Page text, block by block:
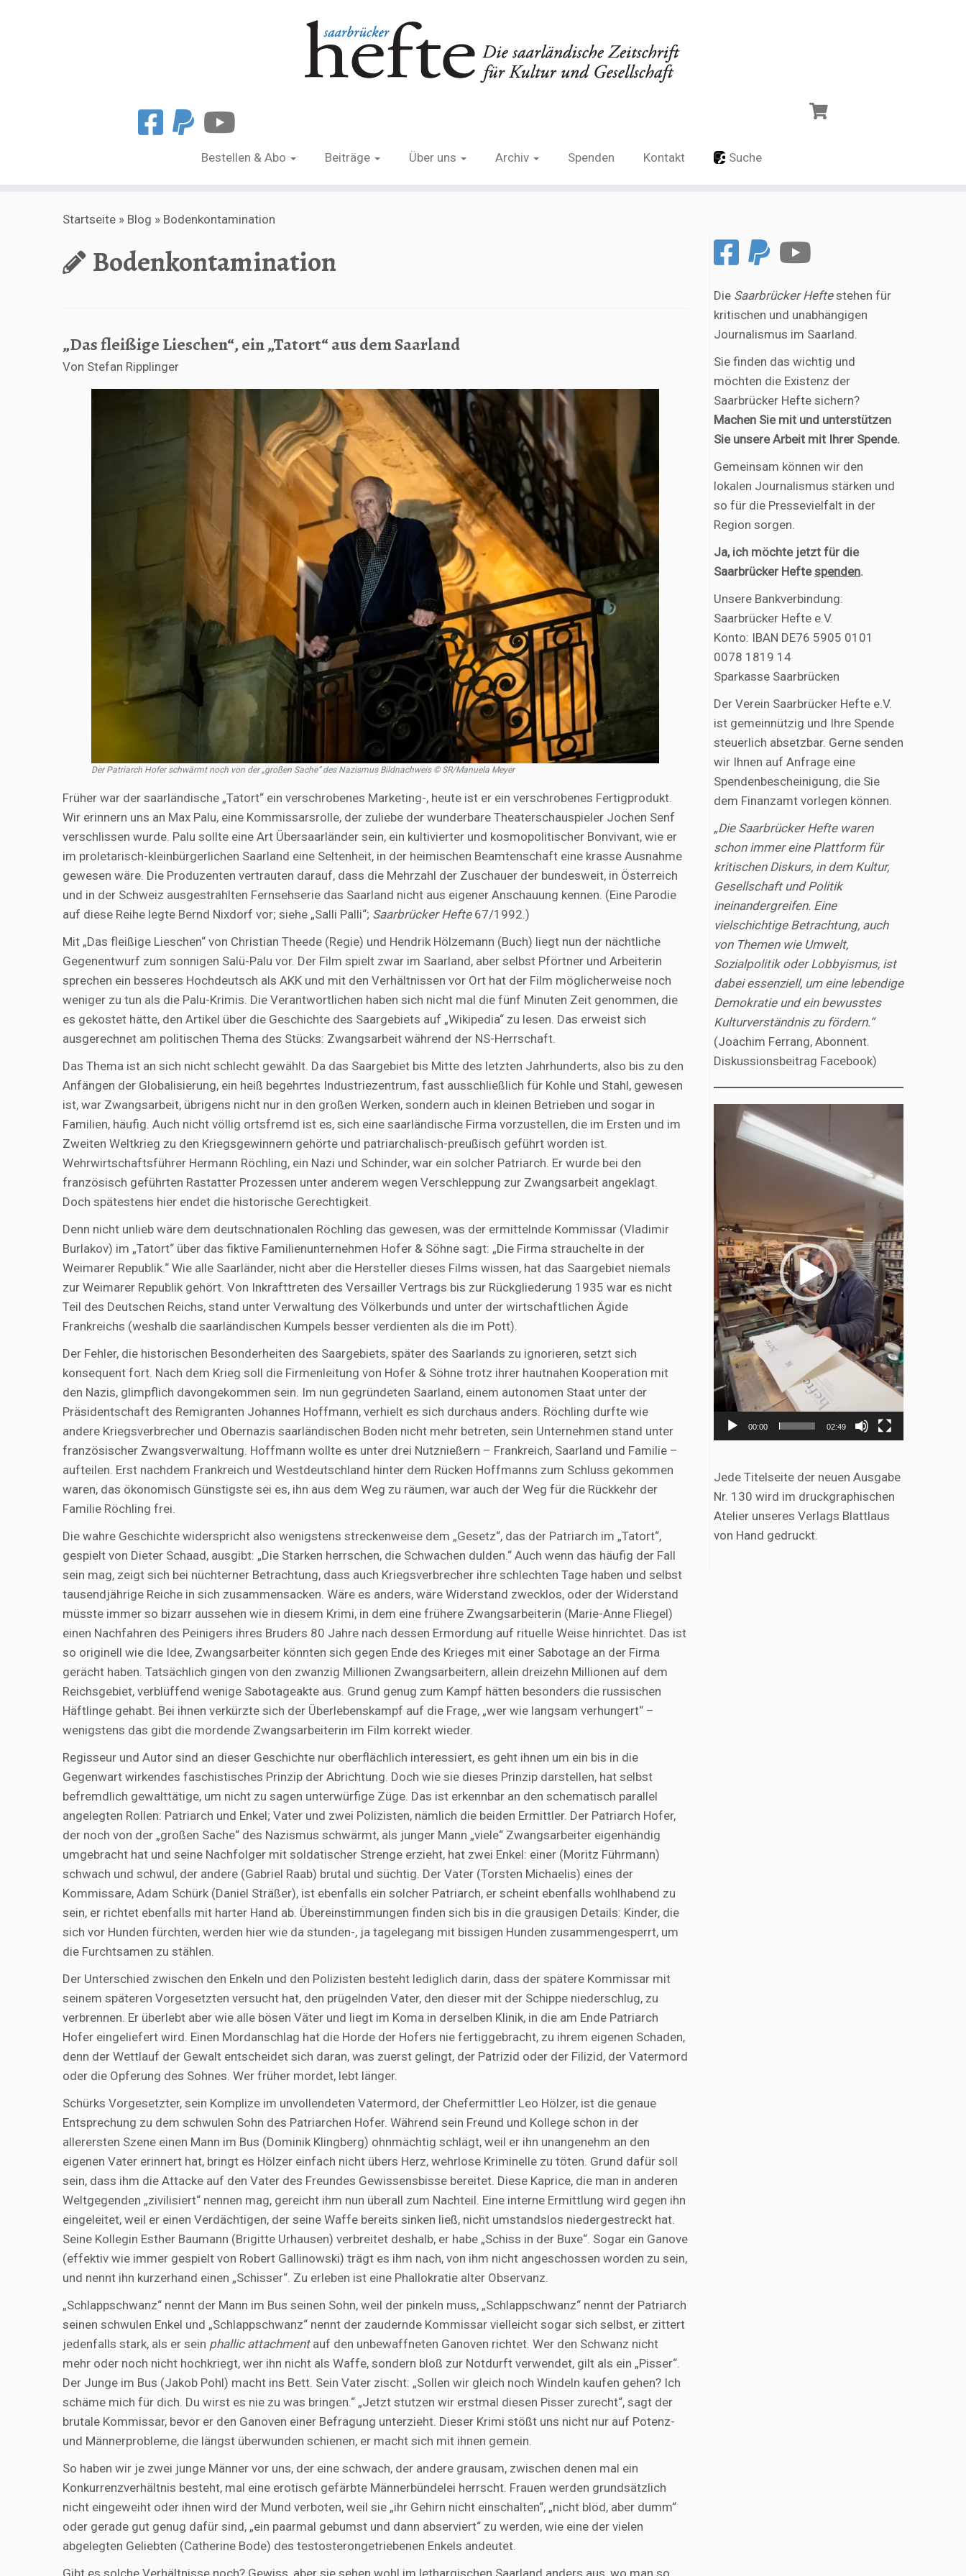
Bestellen & Abo Beiträge Über uns Archiv Spenden Kontakt Suche
Startseite » Blog » Bodenkontamination
Bodenkontamination
„Das fleißige Lieschen“, ein „Tatort“ aus dem Saarland
Von Stefan Ripplinger
Der Patriarch Hofer schwärmt noch von der „großen Sache“ des Nazismus Bildnachweis © SR/Manuela Meyer
Früher war der saarländische „Tatort“ ein verschrobenes Marketing-, heute ist er ein verschrobenes Fertigprodukt.
Wir erinnern uns an Max Palu, eine Kommissarsrolle, der zuliebe der wunderbare Theaterschauspieler Jochen Senf
verschlissen wurde. Palu sollte eine Art Übersaarländer sein, ein kultivierter und kosmopolitischer Bonvivant, wie er
im proletarisch-kleinbürgerlichen Saarland eine Seltenheit, in der heimischen Beamtenschaft eine krasse Ausnahme
gewesen wäre. Die Produzenten vertrauten darauf, dass die Mehrzahl der Zuschauer der bundesweit, in Österreich
und in der Schweiz ausgestrahlten Fernsehserie das Saarland nicht aus eigener Anschauung kennen. (Eine Parodie
auf diese Reihe legte Bernd Nixdorf vor; siehe „Salli Palli“; Saarbrücker Hefte67/1992.)
Mit „Das fleißige Lieschen“ von Christian Theede (Regie) und Hendrik Hölzemann (Buch) liegt nun der nächtliche
Gegenentwurf zum sonnigen Salü-Palu vor. Der Film spielt zwar im Saarland, aber selbst Pförtner und Arbeiterin
sprechen ein besseres Hochdeutsch als AKK und mit den Verhältnissen vor Ort hat der Film möglicherweise noch
weniger zu tun als die Palu-Krimis. Die Verantwortlichen haben sich nicht mal die fünf Minuten Zeit genommen, die
es gekostet hätte, den Artikel über die Geschichte des Saargebiets auf „Wikipedia“ zu lesen. Das erweist sich
ausgerechnet am politischen Thema des Stücks: Zwangsarbeit während der NS-Herrschaft.
Das Thema ist an sich nicht schlecht gewählt. Da das Saargebiet bis Mitte des letzten Jahrhunderts, also bis zu den
Anfängen der Globalisierung, ein heiß begehrtes Industriezentrum, fast ausschließlich für Kohle und Stahl, gewesen
ist, war Zwangsarbeit, übrigens nicht nur in den großen Werken, sondern auch in kleinen Betrieben und sogar in
Familien, häufig. Auch nicht völlig ortsfremd ist es, sich eine saarländische Firma vorzustellen, die im Ersten und im
Zweiten Weltkrieg zu den Kriegsgewinnern gehörte und patriarchalisch-preußisch geführt worden ist.
Wehrwirtschaftsführer Hermann Röchling, ein Nazi und Schinder, war ein solcher Patriarch. Er wurde bei den
französisch geführten Rastatter Prozessen unter anderem wegen Verschleppung zur Zwangsarbeit angeklagt.
Doch spätestens hier endet die historische Gerechtigkeit.
Denn nicht unlieb wäre dem deutschnationalen Röchling das gewesen, was der ermittelnde Kommissar (Vladimir
Burlakov) im „Tatort“ über das fiktive Familienunternehmen Hofer & Söhne sagt: „Die Firma strauchelte in der
Weimarer Republik.“ Wie alle Saarländer, nicht aber die Hersteller dieses Films wissen, hat das Saargebiet niemals
zur Weimarer Republik gehört. Von Inkrafttreten des Versailler Vertrags bis zur Rückgliederung 1935 war es nicht
Teil des Deutschen Reichs, stand unter Verwaltung des Völkerbunds und unter der wirtschaftlichen Ägide
Frankreichs (weshalb die saarländischen Kumpels besser verdienten als die im Pott).
Der Fehler, die historischen Besonderheiten des Saargebiets, später des Saarlands zu ignorieren, setzt sich
konsequent fort. Nach dem Krieg soll die Firmenleitung von Hofer & Söhne trotz ihrer hautnahen Kooperation mit
den Nazis, glimpflich davongekommen sein. Im nun gegründeten Saarland, einem autonomen Staat unter der
Präsidentschaft des Remigranten Johannes Hoffmann, verhielt es sich durchaus anders. Röchling durfte wie
andere Kriegsverbrecher und Obernazis saarländischen Boden nicht mehr betreten, sein Unternehmen stand unter
französischer Zwangsverwaltung. Hoffmann wollte es unter drei Nutznießern – Frankreich, Saarland und Familie –
aufteilen. Erst nachdem Frankreich und Westdeutschland hinter dem Rücken Hoffmanns zum Schluss gekommen
waren, das ökonomisch Günstigste sei es, ihn aus dem Weg zu räumen, war auch der Weg für die Rückkehr der
Familie Röchling frei.
Die wahre Geschichte widerspricht also wenigstens streckenweise dem „Gesetz“, das der Patriarch im „Tatort“,
gespielt von Dieter Schaad, ausgibt: „Die Starken herrschen, die Schwachen dulden.“ Auch wenn das häufig der Fall
sein mag, zeigt sich bei nüchterner Betrachtung, dass auch Kriegsverbrecher ihre schlechten Tage haben und selbst
tausendjährige Reiche in sich zusammensacken. Wäre es anders, wäre Widerstand zwecklos, oder der Widerstand
müsste immer so bizarr aussehen wie in diesem Krimi, in dem eine frühere Zwangsarbeiterin (Marie-Anne Fliegel)
einen Nachfahren des Peinigers ihres Bruders 80 Jahre nach dessen Ermordung auf rituelle Weise hinrichtet. Das ist
so originell wie die Idee, Zwangsarbeiter könnten sich gegen Ende des Krieges mit einer Sabotage an der Firma
gerächt haben. Tatsächlich gingen von den zwanzig Millionen Zwangsarbeitern, allein dreizehn Millionen auf dem
Reichsgebiet, verblüffend wenige Sabotageakte aus. Grund genug zum Kampf hätten besonders die russischen
Häftlinge gehabt. Bei ihnen verkürzte sich der Überlebenskampf auf die Frage, „wer wie langsam verhungert“ –
wenigstens das gibt die mordende Zwangsarbeiterin im Film korrekt wieder.
Regisseur und Autor sind an dieser Geschichte nur oberflächlich interessiert, es geht ihnen um ein bis in die
Gegenwart wirkendes faschistisches Prinzip der Abrichtung. Doch wie sie dieses Prinzip darstellen, hat selbst
befremdlich gewalttätige, um nicht zu sagen unterwürfige Züge. Das ist erkennbar an den schematisch parallel
angelegten Rollen: Patriarch und Enkel; Vater und zwei Polizisten, nämlich die beiden Ermittler. Der Patriarch Hofer,
der noch von der „großen Sache“ des Nazismus schwärmt, als junger Mann „viele“ Zwangsarbeiter eigenhändig
umgebracht hat und seine Nachfolger mit soldatischer Strenge erzieht, hat zwei Enkel: einer (Moritz Führmann)
schwach und schwul, der andere (Gabriel Raab) brutal und süchtig. Der Vater (Torsten Michaelis) eines der
Kommissare, Adam Schürk (Daniel Sträßer), ist ebenfalls ein solcher Patriarch, er scheint ebenfalls wohlhabend zu
sein, er richtet ebenfalls mit harter Hand ab. Übereinstimmungen finden sich bis in die grausigen Details: Kinder, die
sich vor Hunden fürchten, werden hier wie da stunden-, ja tagelegang mit bissigen Hunden zusammengesperrt, um
die Furchtsamen zu stählen.
Der Unterschied zwischen den Enkeln und den Polizisten besteht lediglich darin, dass der spätere Kommissar mit
seinem späteren Vorgesetzten versucht hat, den prügelnden Vater, den dieser mit der Schippe niederschlug, zu
verbrennen. Er überlebt aber wie alle bösen Väter und liegt im Koma in derselben Klinik, in die am Ende Patriarch
Hofer eingeliefert wird. Einen Mordanschlag hat die Horde der Hofers nie fertiggebracht, zu ihrem eigenen Schaden,
denn der Wettlauf der Gewalt entscheidet sich daran, was zuerst gelingt, der Patrizid oder der Filizid, der Vatermord
oder die Opferung des Sohnes. Wer früher mordet, lebt länger.
Schürks Vorgesetzter, sein Komplize im unvollendeten Vatermord, der Chefermittler Leo Hölzer, ist die genaue
Entsprechung zu dem schwulen Sohn des Patriarchen Hofer. Während sein Freund und Kollege schon in der
allerersten Szene einen Mann im Bus (Dominik Klingberg) ohnmächtig schlägt, weil er ihn unangenehm an den
eigenen Vater erinnert hat, bringt es Hölzer einfach nicht übers Herz, wehrlose Kriminelle zu töten. Grund dafür soll
sein, dass ihm die Attacke auf den Vater des Freundes Gewissensbisse bereitet. Diese Kaprice, die man in anderen
Weltgegenden „zivilisiert“ nennen mag, gereicht ihm nun überall zum Nachteil. Eine interne Ermittlung wird gegen ihn
eingeleitet, weil er einen Verdächtigen, der seine Waffe bereits sinken ließ, nicht umstandslos niedergestreckt hat.
Seine Kollegin Esther Baumann (Brigitte Urhausen) verbreitet deshalb, er habe „Schiss in der Buxe“. Sogar ein Ganove
(effektiv wie immer gespielt von Robert Gallinowski) trägt es ihm nach, von ihm nicht angeschossen worden zu sein,
und nennt ihn kurzerhand einen „Schisser“. Zu erleben ist eine Phallokratie alter Observanz.
„Schlappschwanz“ nennt der Mann im Bus seinen Sohn, weil der pinkeln muss, „Schlappschwanz“ nennt der Patriarch
seinen schwulen Enkel und „Schlappschwanz“ nennt der zaudernde Kommissar vielleicht sogar sich selbst, er zittert
jedenfalls stark, als er sein phallic attachmentauf den unbewaffneten Ganoven richtet. Wer den Schwanz nicht
mehr oder noch nicht hochkriegt, wer ihn nicht als Waffe, sondern bloß zur Notdurft verwendet, gilt als ein „Pisser“.
Der Junge im Bus (Jakob Pohl) macht ins Bett. Sein Vater zischt: „Sollen wir gleich noch Windeln kaufen gehen? Ich
schäme mich für dich. Du wirst es nie zu was bringen.“ „Jetzt stutzen wir erstmal diesen Pisser zurecht“, sagt der
brutale Kommissar, bevor er den Ganoven einer Befragung unterzieht. Dieser Krimi stößt uns nicht nur auf Potenz-
und Männerprobleme, die längst überwunden schienen, er macht sich mit ihnen gemein.
So haben wir je zwei junge Männer vor uns, der eine schwach, der andere grausam, zwischen denen mal ein
Konkurrenzverhältnis besteht, mal eine erotisch gefärbte Männerbündelei herrscht. Frauen werden grundsätzlich
nicht eingeweiht oder ihnen wird der Mund verboten, weil sie „ihr Gehirn nicht einschalten“, „nicht blöd, aber dumm“
oder gerade gut genug dafür sind, „ein paarmal gebumst und dann abserviert“ zu werden, wie eine der vielen
abgelegten Geliebten (Catherine Bode) des testosterongetriebenen Enkels andeutet.
Die Saarbrücker Heftestehen für
kritischen und unabhängigen
Journalismus im Saarland.
Sie finden das wichtig und
möchten die Existenz der
Saarbrücker Hefte sichern?
Machen Sie mit und unterstützen
Sie unsere Arbeit mit Ihrer Spende.
Gemeinsam können wir den
lokalen Journalismus stärken und
so für die Pressevielfalt in der
Region sorgen.
Ja, ich möchte jetzt für die
Saarbrücker Heftespenden.
Unsere Bankverbindung:
Saarbrücker Hefte e.V.
Konto: IBAN DE76 5905 0101
0078 1819 14
Sparkasse Saarbrücken
Der Verein Saarbrücker Hefte e.V.
ist gemeinnützig und Ihre Spende
steuerlich absetzbar. Gerne senden
wir Ihnen auf Anfrage eine
Spendenbescheinigung, die Sie
dem Finanzamt vorlegen können.
„Die Saarbrücker Hefte waren
schon immer eine Plattform für
kritischen Diskurs, in dem Kultur,
Gesellschaft und Politik
ineinandergreifen. Eine
vielschichtige Betrachtung, auch
von Themen wie Umwelt,
Sozialpolitik oder Lobbyismus, ist
dabei essenziell, um eine lebendige
Demokratie und ein bewusstes
Kulturverständnis zu fördern.“
(Joachim Ferrang, Abonnent.
Diskussionsbeitrag Facebook)
Video-
Player
00:00 02:49
Jede Titelseite der neuen Ausgabe
Nr. 130 wird im druckgraphischen
Atelier unseres Verlags Blattlaus
von Hand gedruckt.